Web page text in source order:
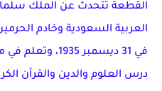
القطعة تتحدث عن الملك
العربية السعودية وخادم
في 31 ديسمبر
درس العلوم والدين والقرآن